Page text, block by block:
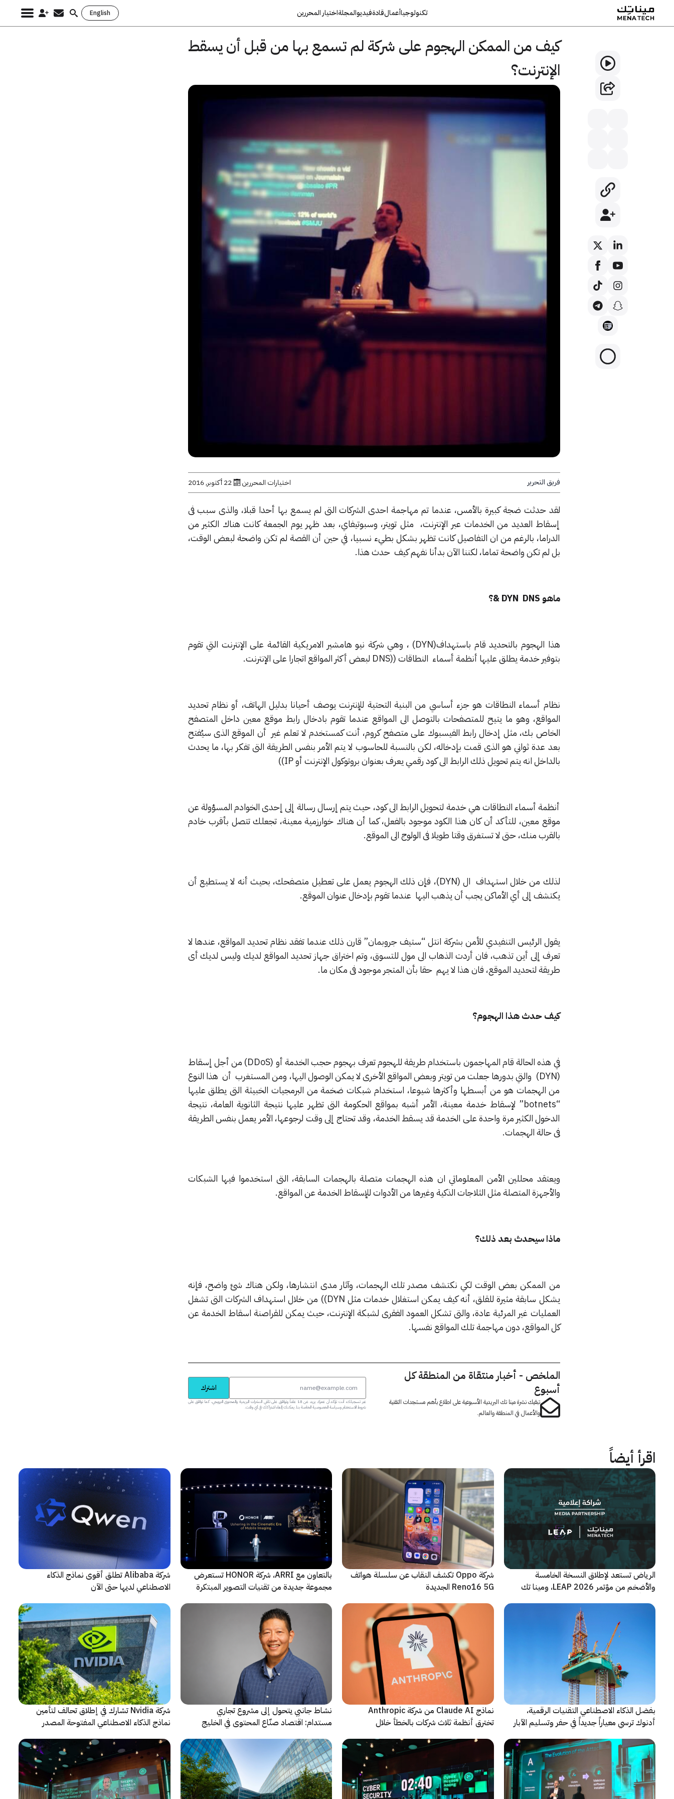
تكنولوجياأعمالقادةفيديوالمجلةاختيار المحررين English
Search
كيف من الممكن الهجوم على شركة لم تسمع بها من قبل أن يسقط
الإنترنت؟
فريق التحرير اختيارات المحررين 22 أكتوبر, 2016
لقد حدثت ضجة كبيرة بالأمس، عندما تم مهاجمة احدى الشركات التى لم يسمع بها أحدا قبلا، والذى سبب فى
إسقاط العديد من الخدمات عبر الإنترنت، مثل تويتر، وسبوتيفاي، بعد ظهر يوم الجمعة كانت هناك الكثير من
الدراما، بالرغم من ان التفاصيل كانت تظهر بشكل بطيء نسبيا، في حين أن القصة لم تكن واضحة لبعض الوقت،
بل لم تكن واضحة تماما، لكننا الآن بدأنا نفهم كيف حدث هذا.
ماهو DNS & ؟
هذا الهجوم بالتحديد قام باستهداف(DYN) ، وهي شركة نيو هامشير الامريكية القائمة على الإنترنت التي تقوم
بتوفير خدمة يطلق عليها أنظمة أسماء النطاقات ((DNS لبعض أكثر المواقع اتجارا على الإنترنت.
نظام أسماء النطاقات هو جزء أساسي من البنية التحتية للإنترنت يوصف أحيانا بدليل الهاتف، أو نظام تحديد
المواقع، وهو ما يتيح للمتصفحات بالتوصل الى المواقع عندما تقوم بادخال رابط موقع معين داخل المتصفح
الخاص بك، مثل إدخال رابط الفيسبوك على متصفح كروم، أنت كمستخدم لا تعلم غير أن الموقع الذى سيُفتح
بعد عدة ثواني هو الذى قمت بإدخاله، لكن بالنسبة للحاسوب لا يتم الأمر بنفس الطريقة التى تفكر بها، ما يحدث
بالداخل انه يتم تحويل ذلك الرابط الى كود رقمي يعرف بعنوان بروتوكول الإنترنت أو IP))
أنظمة أسماء النطاقات هي خدمة لتحويل الرابط الى كود، حيث يتم إرسال رسالة إلى إحدى الخوادم المسؤولة عن
موقع معين، للتأكد أن كان هذا الكود موجود بالفعل، كما أن هناك خوارزمية معينة، تجعلك تتصل بأقرب خادم
بالقرب منك، حتى لا تستغرق وقتا طويلا فى الولوج الى الموقع.
لذلك من خلال استهداف ال (DYN)، فإن ذلك الهجوم يعمل على تعطيل متصفحك، بحيث أنه لا يستطيع أن
يكتشف إلى أي الأماكن يجب أن يذهب اليها عندما تقوم بإدخال عنوان الموقع.
يقول الرئيس التنفيدي للأمن بشركة انتل “ستيف جروبمان” قارن ذلك عندما تفقد نظام تحديد المواقع، عندها لا
تعرف إلى أين تذهب، فان أردت الذهاب الى مول للتسوق، وتم اختراق جهاز تحديد المواقع لديك وليس لديك أى
طريقة لتحديد الموقع، فان هذا لا يهم حقا بأن المتجر موجود فى مكان ما.
كيف حدث هذا الهجوم؟
في هذه الحالة قام المهاجمون باستخدام طريقة للهجوم تعرف بهجوم حجب الخدمة أو (DDoS) من أجل إسقاط
(DYN) والتي بدورها جعلت من تويتر وبعض المواقع الأخرى لا يمكن الوصول اليها، ومن المستغرب أن هذا النوع
من الهجمات هو من أبسطها وأكثرها شيوعا، استخدام شبكات ضخمة من البرمجيات الخبيثة التى يطلق عليها
“botnets” لإسقاط خدمة معينة، الأمر أشبه بمواقع الحكومة التى تظهر عليها نتيجة الثانوية العامة، نتيجة
الدخول الكثير مرة واحدة على الخدمة قد يسقط الخدمة، وقد تحتاج إلى وقت لرجوعها، الأمر يعمل بنفس الطريقة
فى حالة الهجمات.
ويعتقد محللين الأمن المعلوماتي ان هذه الهجمات متصلة بالهجمات السابقة، التى استخدموا فيها الشبكات
والأجهزة المتصلة مثل الثلاجات الذكية وغيرها من الأدوات للإسقاط الخدمة عن المواقع.
ماذا سيحدث بعد ذلك؟
من الممكن بعض الوقت لكي نكتشف مصدر تلك الهجمات، وآثار مدى انتشارها، ولكن هناك شئ واضح، فإنه
يشكل سابقة مثيرة للقلق، أنه كيف يمكن استغلال خدمات مثل DYN)) من خلال استهداف الشركات التى تشغل
العمليات غير المرئية عادة، والتى تشكل العمود الفقرى لشبكة الإنترنت، حيث يمكن للقراصنة اسقاط الخدمة عن
كل المواقع، دون مهاجمة تلك المواقع نفسها.
الملخص - أخبار منتقاة من المنطقة كل
أسبوع
تبقيك نشرة مينا تك البريدية الأسبوعية على اطلاع بأهم مستجدات التقنية
والأعمال في المنطقة والعالم.
اشترك
عبر تسجيلك، أنت تؤكد أن عمرك يزيد عن 18 عاماً وتوافق على تلقي النشرات البريدية والمحتوى الترويجي، كما توافق على
شروط الاستخدام وسياسة الخصوصية الخاصة بنا. يمكنك إلغاء اشتراكك في أي وقت.
اقرأ أيضاً
الرياض تستعد لإطلاق النسخة الخامسة
والأضخم من مؤتمر LEAP 2026، ومينا تك
شركة Oppo تكشف النقاب عن سلسلة هواتف
Reno16 5G الجديدة
بالتعاون مع ARRI، شركة HONOR تستعرض
مجموعة جديدة من تقنيات التصوير المبتكرة
شركة Alibaba تطلق أقوى نماذج الذكاء
الاصطناعي لديها حتى الآن
بفضل الذكاء الاصطناعي التقنيات الرقمية،
أدنوك ترسي معياراً جديداً في حفر وتسليم الآبار
نماذج Claude AI من شركة Anthropic
تخترق أنظمة ثلاث شركات بالخطأ خلال
نشاط جانبي يتحول إلى مشروع تجاري
مستدام: اقتصاد صنّاع المحتوى في الخليج
شركة Nvidia تشارك في إطلاق تحالف لتأمين
نماذج الذكاء الاصطناعي المفتوحة المصدر